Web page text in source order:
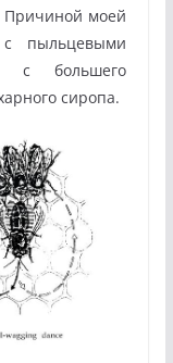
моей
пыльцевыми
с большего
сиропа.